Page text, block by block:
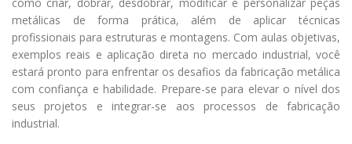
metálicas de forma prática, além de aplicar técnicas
profissionais para estruturas e montagens. Com aulas objetivas,
exemplos reais e aplicação direta no mercado industrial, você
estará pronto para enfrentar os desafios da fabricação metálica
com confiança e habilidade. Prepare-se para elevar o nível dos
seus projetos e integrar-se aos processos de fabricação
industrial.